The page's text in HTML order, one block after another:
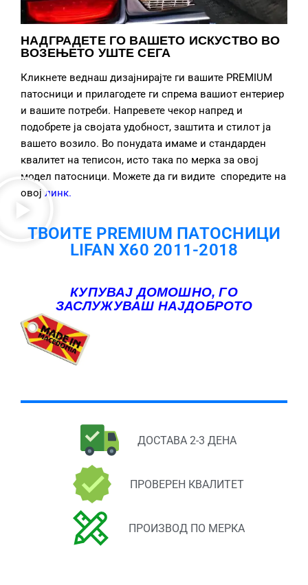
НАДГРАДЕТЕ ГО ВАШЕТО ИСКУСТВО ВО
ВОЗЕЊЕТО УШТЕ СЕГА
Кликнете веднаш дизајнирајте ги вашите PREMIUM
патосници и прилагодете ги спрема вашиот ентериер
и вашите потреби. Напревете чекор напред и
подобрете ја својата удобност, заштита и стилот ја
вашето возило. Во понудата имаме и стандарден
квалитет на теписон, исто така по мерка за овој
модел патосници. Можете да ги видите споредите на
овој линк.
ТВОИТЕ PREMIUM ПАТОСНИЦИ
LIFAN X60 2011-2018
КУПУВАЈ ДОМОШНО, ГО
ЗАСЛУЖУВАШ НАЈДОБРОТО
ДОСТАВА 2-3 ДЕНА
ПРОВЕРЕН КВАЛИТЕТ
ПРОИЗВОД ПО МЕРКА